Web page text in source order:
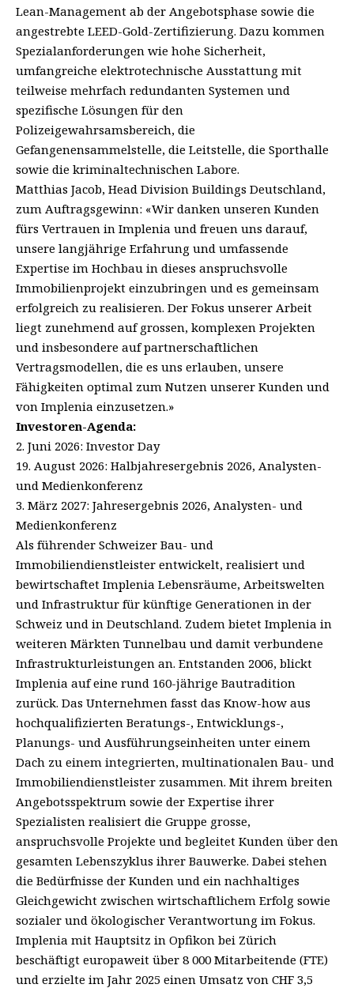
Lean-Management ab der Angebotsphase sowie die
angestrebte LEED-Gold-Zertifizierung. Dazu kommen
Spezialanforderungen wie hohe Sicherheit,
umfangreiche elektrotechnische Ausstattung mit
teilweise mehrfach redundanten Systemen und
spezifische Lösungen für den
Polizeigewahrsamsbereich, die
Gefangenensammelstelle, die Leitstelle, die Sporthalle
sowie die kriminaltechnischen Labore.
Matthias Jacob, Head Division Buildings Deutschland,
zum Auftragsgewinn: «Wir danken unseren Kunden
fürs Vertrauen in Implenia und freuen uns darauf,
unsere langjährige Erfahrung und umfassende
Expertise im Hochbau in dieses anspruchsvolle
Immobilienprojekt einzubringen und es gemeinsam
erfolgreich zu realisieren. Der Fokus unserer Arbeit
liegt zunehmend auf grossen, komplexen Projekten
und insbesondere auf partnerschaftlichen
Vertragsmodellen, die es uns erlauben, unsere
Fähigkeiten optimal zum Nutzen unserer Kunden und
von Implenia einzusetzen.»
Investoren-Agenda:
2. Juni 2026: Investor Day
19. August 2026: Halbjahresergebnis 2026, Analysten-
und Medienkonferenz
3. März 2027: Jahresergebnis 2026, Analysten- und
Medienkonferenz
Als führender Schweizer Bau- und
Immobiliendienstleister entwickelt, realisiert und
bewirtschaftet Implenia Lebensräume, Arbeitswelten
und Infrastruktur für künftige Generationen in der
Schweiz und in Deutschland. Zudem bietet Implenia in
weiteren Märkten Tunnelbau und damit verbundene
Infrastrukturleistungen an. Entstanden 2006, blickt
Implenia auf eine rund 160-jährige Bautradition
zurück. Das Unternehmen fasst das Know-how aus
hochqualifizierten Beratungs-, Entwicklungs-,
Planungs- und Ausführungseinheiten unter einem
Dach zu einem integrierten, multinationalen Bau- und
Immobiliendienstleister zusammen. Mit ihrem breiten
Angebotsspektrum sowie der Expertise ihrer
Spezialisten realisiert die Gruppe grosse,
anspruchsvolle Projekte und begleitet Kunden über den
gesamten Lebenszyklus ihrer Bauwerke. Dabei stehen
die Bedürfnisse der Kunden und ein nachhaltiges
Gleichgewicht zwischen wirtschaftlichem Erfolg sowie
sozialer und ökologischer Verantwortung im Fokus.
Implenia mit Hauptsitz in Opfikon bei Zürich
beschäftigt europaweit über 8 000 Mitarbeitende (FTE)
und erzielte im Jahr 2025 einen Umsatz von CHF 3,5